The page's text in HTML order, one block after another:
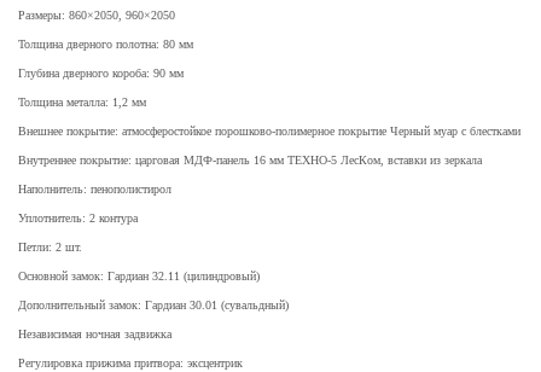
Размеры: 860×2050, 960×2050
Толщина дверного полотна: 80 мм
Глубина дверного короба: 90 мм
Толщина металла: 1,2 мм
Внешнее покрытие: атмосферостойкое порошково-полимерное покрытие Черный муар с блестками
Внутреннее покрытие: царговая МДФ-панель 16 мм ТЕХНО-5 ЛесКом, вставки из зеркала
Наполнитель: пенополистирол
Уплотнитель: 2 контура
Петли: 2 шт.
Основной замок: Гардиан 32.11 (цилиндровый)
Дополнительный замок: Гардиан 30.01 (сувальдный)
Независимая ночная задвижка
Регулировка прижима притвора: эксцентрик